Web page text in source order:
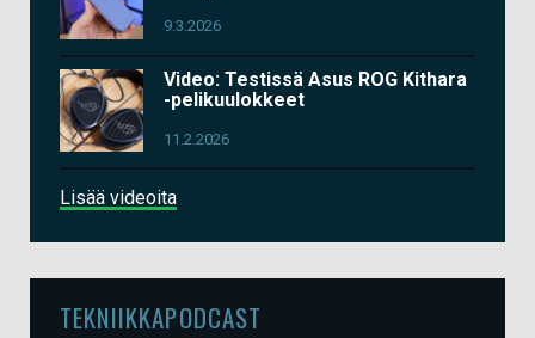
9.3.2026
Video: Testissä Asus ROG Kithara
-pelikuulokkeet
11.2.2026
Lisää videoita
TEKNIIKKAPODCAST